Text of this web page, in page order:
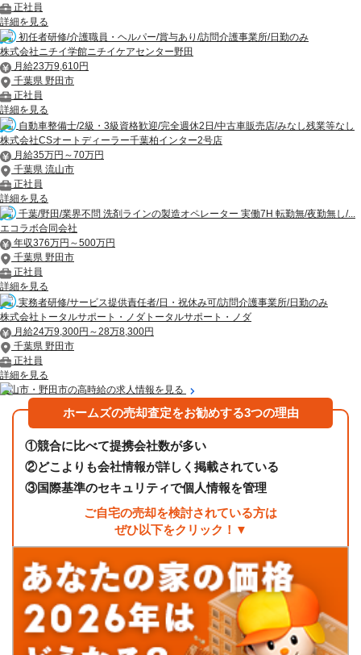
正社員
詳細を見る
初任者研修/介護職員・ヘルパー/賞与あり/訪問介護事業所/日勤のみ
株式会社ニチイ学館ニチイケアセンター野田
月給23万9,610円
千葉県 野田市
正社員
詳細を見る
自動車整備士/2級・3級資格歓迎/完全週休2日/中古車販売店/みなし残業等なし
株式会社CSオートディーラー千葉柏インター2号店
月給35万円～70万円
千葉県 流山市
正社員
詳細を見る
千葉/野田/業界不問 洗剤ラインの製造オペレーター 実働7H 転勤無/夜勤無し/...
エコラボ合同会社
年収376万円～500万円
千葉県 野田市
正社員
詳細を見る
実務者研修/サービス提供責任者/日・祝休み可/訪問介護事業所/日勤のみ
株式会社トータルサポート・ノダトータルサポート・ノダ
月給24万9,300円～28万8,300円
千葉県 野田市
正社員
詳細を見る
流山市・野田市の高時給の求人情報を見る
ホームズの売却査定をお勧めする3つの理由
①競合に比べて提携会社数が多い
②どこよりも会社情報が詳しく掲載されている
③国際基準のセキュリティで個人情報を管理
ご自宅の売却を検討されている方は
ぜひ以下をクリック！▼